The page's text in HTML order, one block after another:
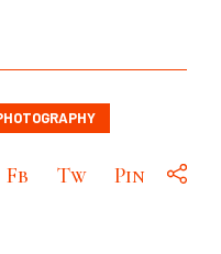
Fb Tw Pin